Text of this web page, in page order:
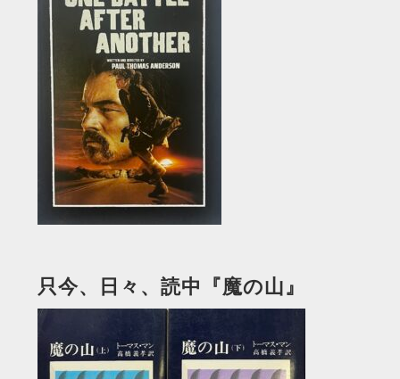
只今、日々、読中『魔の山』